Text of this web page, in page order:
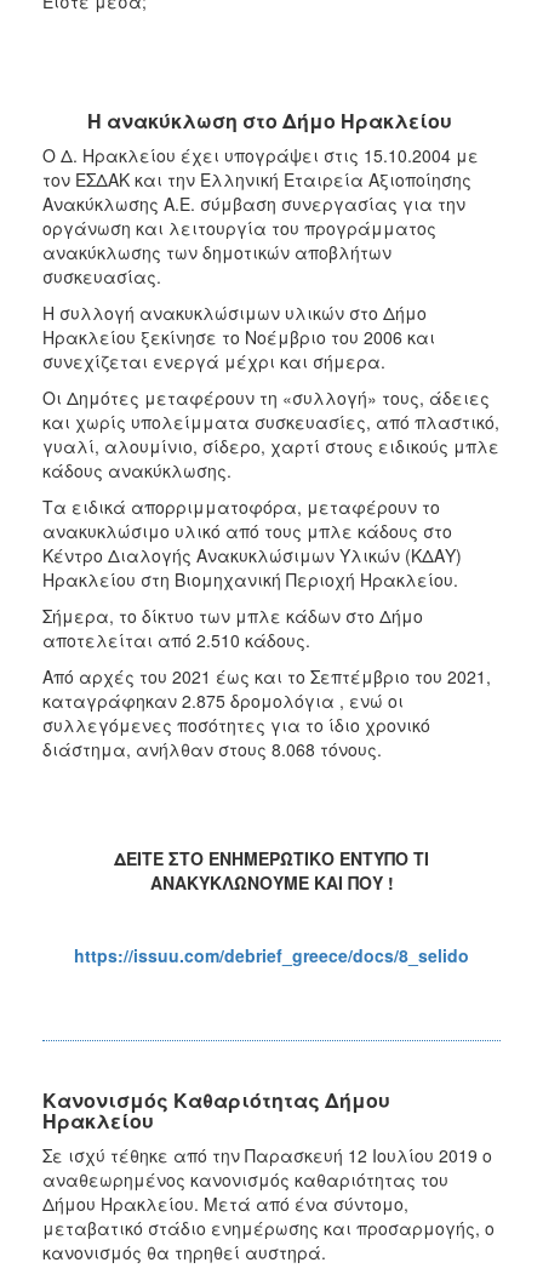
Η ανακύκλωση στο Δήμο Ηρακλείου
Ο Δ. Ηρακλείου έχει υπογράψει στις 15.10.2004 με
τον ΕΣΔΑΚ και την Ελληνική Εταιρεία Αξιοποίησης
Ανακύκλωσης Α.Ε. σύμβαση συνεργασίας για την
οργάνωση και λειτουργία του προγράμματος
ανακύκλωσης των δημοτικών αποβλήτων
συσκευασίας.
Η συλλογή ανακυκλώσιμων υλικών στο Δήμο
Ηρακλείου ξεκίνησε το Νοέμβριο του 2006 και
συνεχίζεται ενεργά μέχρι και σήμερα.
Οι Δημότες μεταφέρουν τη «συλλογή» τους, άδειες
και χωρίς υπολείμματα συσκευασίες, από πλαστικό,
γυαλί, αλουμίνιο, σίδερο, χαρτί στους ειδικούς μπλε
κάδους ανακύκλωσης.
Τα ειδικά απορριμματοφόρα, μεταφέρουν το
ανακυκλώσιμο υλικό από τους μπλε κάδους στο
Κέντρο Διαλογής Ανακυκλώσιμων Υλικών (ΚΔΑΥ)
Ηρακλείου στη Βιομηχανική Περιοχή Ηρακλείου.
Σήμερα, το δίκτυο των μπλε κάδων στο Δήμο
αποτελείται από 2.510 κάδους.
Από αρχές του 2021 έως και το Σεπτέμβριο του 2021,
καταγράφηκαν 2.875 δρομολόγια , ενώ οι
συλλεγόμενες ποσότητες για το ίδιο χρονικό
διάστημα, ανήλθαν στους 8.068 τόνους.
ΔΕΙΤΕ ΣΤΟ ΕΝΗΜΕΡΩΤΙΚΟ ΕΝΤΥΠΟ ΤΙ
ΑΝΑΚΥΚΛΩΝΟΥΜΕ ΚΑΙ ΠΟΥ !
https://issuu.com/debrief_greece/docs/8_selido
Κανονισμός Καθαριότητας Δήμου
Ηρακλείου
Σε ισχύ τέθηκε από την Παρασκευή 12 Ιουλίου 2019 ο
αναθεωρημένος κανονισμός καθαριότητας του
Δήμου Ηρακλείου. Μετά από ένα σύντομο,
μεταβατικό στάδιο ενημέρωσης και προσαρμογής, ο
κανονισμός θα τηρηθεί αυστηρά.